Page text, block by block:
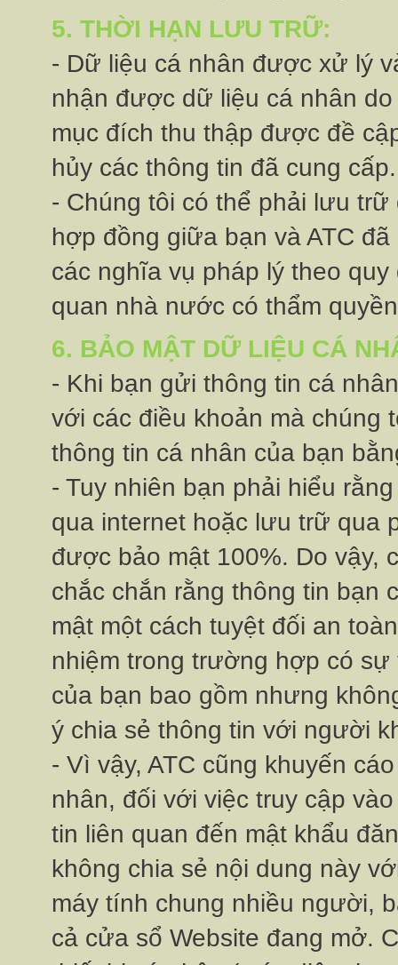
5. THỜI HẠN LƯU TRỮ:
- Dữ liệu cá nhân được xử lý
nhận được dữ liệu cá nhân
mục đích thu thập được đề
hủy các thông tin đã cung
- Chúng tôi có thể phải lưu
hợp đồng giữa bạn và ATC
các nghĩa vụ pháp lý theo
quan nhà nước có thẩm
6. BẢO MẬT DỮ LIỆU CÁ
- Khi bạn gửi thông tin cá
với các điều khoản mà chúng
thông tin cá nhân của bạn
- Tuy nhiên bạn phải hiểu
qua internet hoặc lưu trữ qua
được bảo mật 100%. Do vậy,
chắc chắn rằng thông tin bạn
mật một cách tuyệt đối an
nhiệm trong trường hợp có
của bạn bao gồm nhưng
ý chia sẻ thông tin với người
- Vì vậy, ATC cũng khuyến
nhân, đối với việc truy cập
tin liên quan đến mật khẩu
không chia sẻ nội dung này
máy tính chung nhiều người,
cả cửa sổ Website đang mở.